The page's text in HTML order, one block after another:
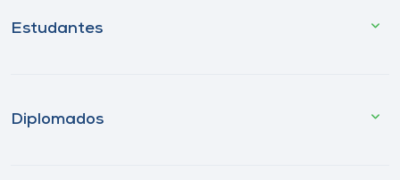
Estudantes
Diplomados